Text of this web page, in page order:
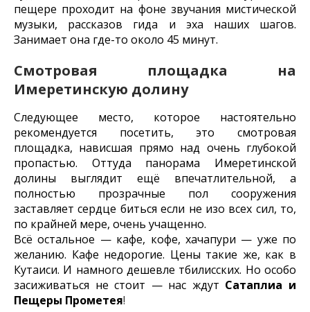
пещере проходит на фоне звучания мистической
музыки, рассказов гида и эха наших шагов.
Занимает она где-то около 45 минут.
Смотровая площадка на
Имеретинскую долину
Следующее место, которое настоятельно
рекомендуется посетить, это смотровая
площадка, нависшая прямо над очень глубокой
пропастью. Оттуда панорама Имеретинской
долины выглядит ещё впечатлительной, а
полностью прозрачные пол сооружения
заставляет сердце биться если не изо всех сил, то,
по крайней мере, очень учащенно.
Всё остальное — кафе, кофе, хачапури — уже по
желанию. Кафе недорогие. Цены такие же, как в
Кутаиси. И намного дешевле тбилисских. Но особо
засиживаться не стоит — нас ждут Сатаплиа и
Пещеры Прометея!